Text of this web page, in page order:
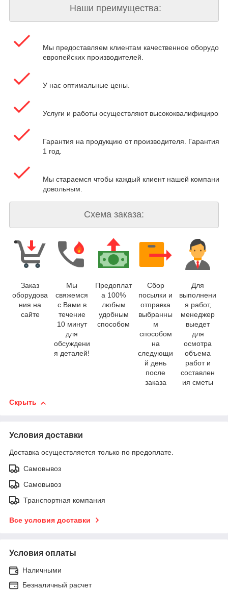
Наши преимущества:
Мы предоставляем клиентам качественное
европейских производителей.
У нас оптимальные цены.
Услуги и работы осуществляют
Гарантия на продукцию от производителя. Гарантия
1 год.
Мы стараемся чтобы каждый клиент нашей компании
довольным.
Схема заказа:
Заказ
оборудова
ния на
сайте
Мы
свяжемся
с Вами в
течение
10 минут
для
обсуждени
я деталей!
Предоплат
а 100%
любым
удобным
способом
Сбор
посылки и
отправка
выбранны
м
способом
на
следующи
й день
после
заказа
Для
выполнени
я работ,
менеджер
выедет
для
осмотра
объема
работ и
составлен
ия сметы
Скрыть
Условия доставки
Доставка осуществляется только по предоплате.
Самовывоз
Самовывоз
Транспортная компания
Все условия доставки
Условия оплаты
Наличными
Безналичный расчет